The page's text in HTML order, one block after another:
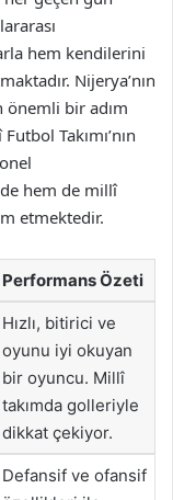
hem kendilerini
Nijerya’nın
önemli bir adım
Takımı’nın
hem de millî
etmektedir.
Performans Özeti
Hızlı, bitirici ve
oyunu iyi okuyan
bir oyuncu. Millî
takımda golleriyle
dikkat çekiyor.
Defansif ve ofansif